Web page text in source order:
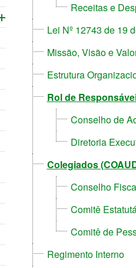
Receitas e
Lei Nº 12743 de 19
Missão, Visão e
Estrutura
Rol de
Conselho de
Diretoria
Colegiados
Conselho
Comitê
Comitê de
Regimento Interno